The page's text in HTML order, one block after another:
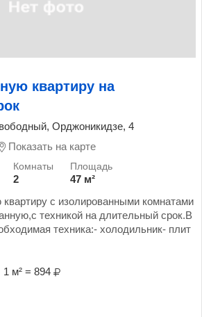
квартиру на
Орджоникидзе, 4
Показать на карте
2
47 м²
с изолированными комнатами
техникой на длительный срок.В
техника:- холодильник- плит
1 м² = 894